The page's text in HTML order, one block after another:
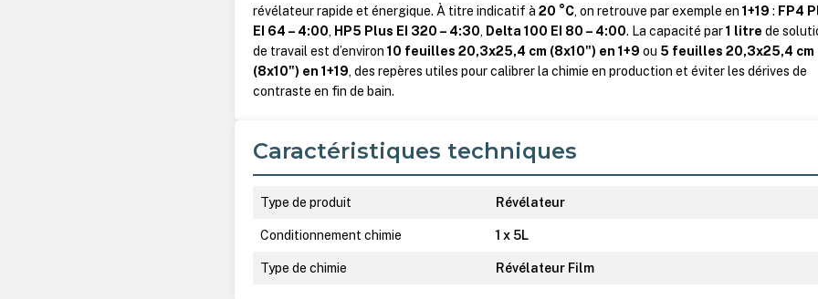
révélateur rapide et énergique. À titre indicatif à20 °C, on retrouve par exemple en1+19 : FP4
EI 64 – 4:00, HP5 Plus EI 320 – 4:30, Delta 100 EI 80 – 4:00. La capacité par1 litre de
de travail est d’environ10 feuilles 20,3x25,4 cm (8x10") en 1+9 ou 5 feuilles 20,3x25,4 cm
(8x10") en 1+19, des repères utiles pour calibrer la chimie en production et éviter les dérives de
contraste en fin de bain.
Caractéristiques techniques
Type de produit Révélateur
Conditionnement chimie 1 x 5L
Type de chimie Révélateur Film